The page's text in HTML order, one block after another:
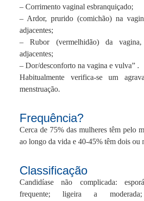
MEDIA
CONTACTOS
FAMA
– Corrimento vaginal esbranquiçado;
– Ardor, prurido (comichão) na
adjacentes;
– Rubor (vermelhidão) da
adjacentes;
– Dor/desconforto na vagina e vulva” .
Habitualmente verifica-se um
menstruação.
Frequência?
Cerca de 75% das mulheres têm pelo
ao longo da vida e 40-45% têm dois ou
Classificação
Candidíase não complicada:
frequente; ligeira a